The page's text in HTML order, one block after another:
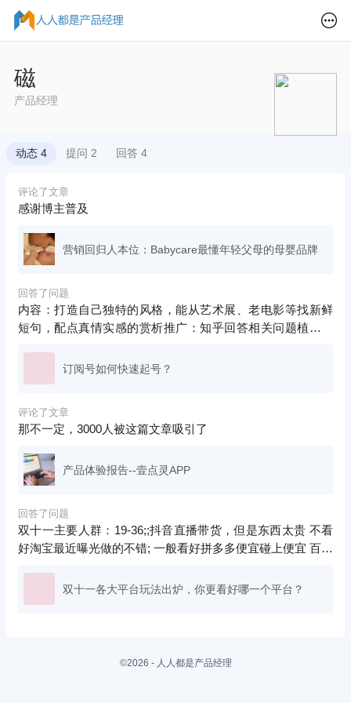
磁
产品经理
动态 4 提问 2 回答 4
评论了文章
感谢博主普及
营销回归人本位：Babycare最懂年轻父母的母婴品牌
回答了问题
内容：打造自己独特的风格，能从艺术展、老电影等找新鲜
短句，配点真情实感的赏析推广：知乎回答相关问题植入订
渠道，积累口碑订阅号如何快速起号？
评论了文章
那不一定，3000人被这篇文章吸引了
产品体验报告--壹点灵APP
回答了问题
双十一主要人群：19-36;;抖音直播带货，但是东西太贵 不看
好淘宝最近曝光做的不错; 一般看好拼多多便宜碰上便宜 百亿
双十一各大平台玩法出炉，你更看好哪一个平台？
©2026 - 人人都是产品经理